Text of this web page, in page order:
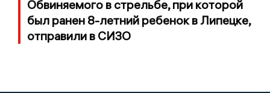
Обвиняемого в стрельбе, при которой
был ранен 8-летний ребенок в Липецке,
отправили в СИЗО